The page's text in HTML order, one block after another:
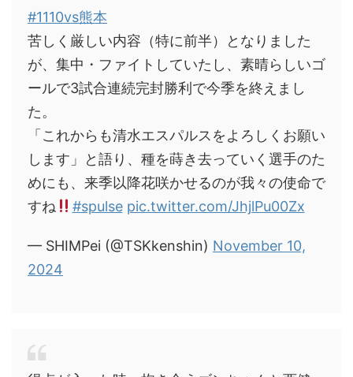
#1110vs熊本
苦しく厳しい内容（特に前半）となりました
が、集中・ファイトしていたし、素晴らしいゴ
ールで3試合連続完封勝利で今季を終えまし
た。
「これからも清水エスパルスをよろしくお願い
します」と語り、種を蒔き去っていく選手のた
めにも、来季以降花咲かせるのが我々の使命で
すね
#spulse pic.twitter.com/JhjlPu00Zx
— SHIMPei (@TSKkenshin) November 10,
2024